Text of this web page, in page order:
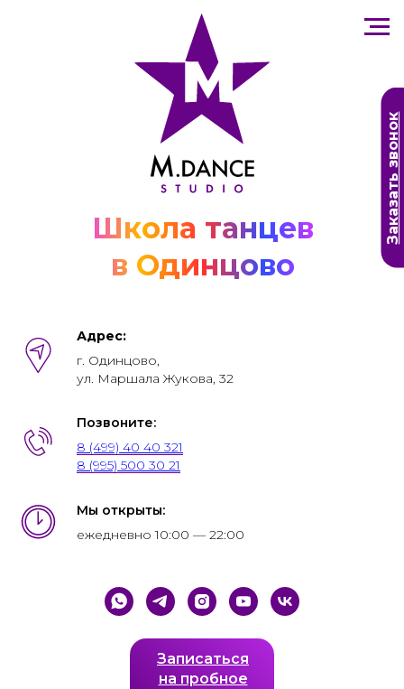
Школа танцев
в Одинцово
Адрес:
г. Одинцово,
ул. Маршала Жукова, 32
Позвоните:
8 (499) 40 40 321
8 (995) 500 30 21
Мы открыты:
ежедневно 10:00 — 22:00
Записаться
на пробное
Заказать звонок